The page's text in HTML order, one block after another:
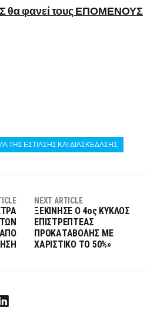
θα φανεί τους ΕΠΟΜΕΝΟΥΣ
ΤΗΣ ΕΣΤΙΑΣΗΣ ΚΑΙ ΔΙΑΣΚΕΔΑΣΗΣ
NEXT ARTICLE
ΞΕΚΙΝΗΣΕ Ο 4ος ΚΥΚΛΟΣ
ΕΠΙΣΤΡΕΠΤΕΑΣ
ΠΡΟΚΑΤΑΒΟΛΗΣ ΜΕ
ΧΑΡΙΣΤΙΚΟ ΤΟ 50%»
LinkedIn